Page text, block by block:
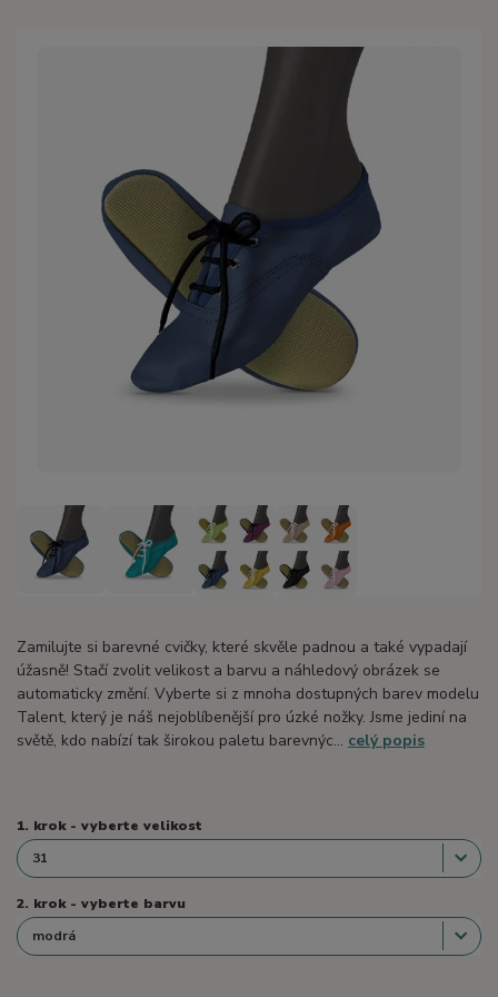
Zamilujte si barevné cvičky, které skvěle padnou a také vypadají
úžasně! Stačí zvolit velikost a barvu a náhledový obrázek se
automaticky změní. Vyberte si z mnoha dostupných barev modelu
Talent, který je náš nejoblíbenější pro úzké nožky. Jsme jediní na
světě, kdo nabízí tak širokou paletu barevnýc... celý popis
1. krok - vyberte velikost
2. krok - vyberte barvu